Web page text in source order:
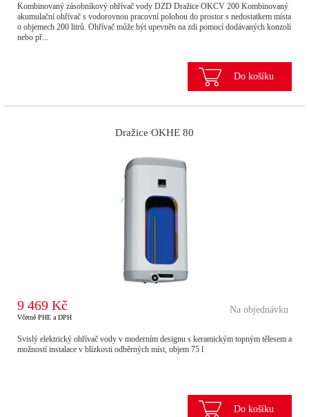
Kombinovaný zásobníkový ohřívač vody DZD Dražice OKCV 200 Kombinovaný
akumulační ohřívač s vodorovnou pracovní polohou do prostor s nedostatkem místa
o objemech 200 litrů. Ohřívač může být upevněn na zdi pomocí dodávaných konzolí
nebo př...
Do košíku
Dražice OKHE 80
9 469 Kč
Včetně PHE a DPH
Na objednávku
Svislý elektrický ohřívač vody v moderním designu s keramickým topným tělesem a
možností instalace v blízkosti odběrných míst, objem 75 l
Do košíku